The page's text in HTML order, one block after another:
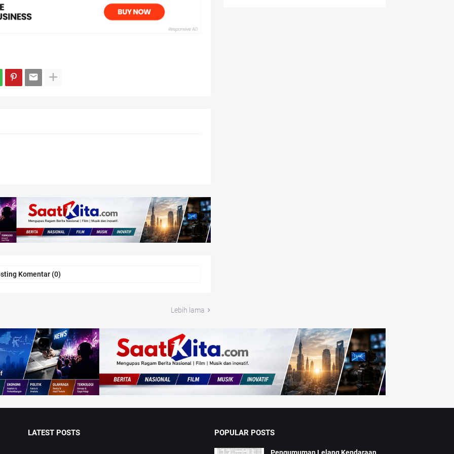
Komentar (0)
Lebih lama
LATEST POSTS POPULAR POSTS